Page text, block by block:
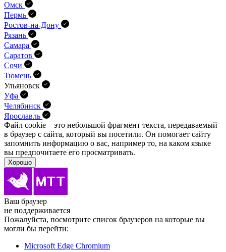
Омск
Пермь
Ростов-на-Дону
Рязань
Самара
Саратов
Сочи
Тюмень
Ульяновск
Уфа
Челябинск
Ярославль
Файл cookie – это небольшой фрагмент текста, передава­емый
в браузер с сайта, который вы посетили. Он помо­гает сайту
запомнить информацию о вас, например то, на каком языке
вы предпочитаете его просматривать.
Хорошо
Ваш браузер
не поддерживается
Пожалуйста, посмотрите список браузеров на которые вы
могли бы перейти:
Microsoft Edge Chromium